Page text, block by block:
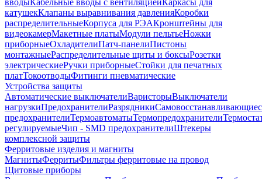
вводыКабельные вводы с вентиляциейКаркасы для
катушекКлапаны выравнивания давленияКоробки
распределительныеКорпуса для РЭАКронштейны для
видеокамерМакетные платыМодули пельтьеНожки
приборныеОхладителиПатч-панелиПистоны
монтажныеРаспределительные щиты и боксыРозетки
электрическиеРучки приборныеСтойки для печатных
платТокоотводыФитинги пневматические
Устройства защиты
Автоматические выключателиВаристорыВыключатели
нагрузкиПредохранителиРазрядники
предохранителиТермоавтоматыТермопредохранители
регулируемыеЧип - SMD предохранителиШтекеры
комплексной защиты
Ферритовые изделия и магниты
МагнитыФерритыФильтры ферритовые на провод
Щитовые приборы